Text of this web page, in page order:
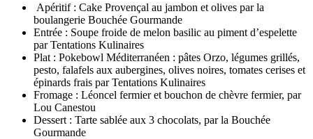
Apéritif : Cake Provençal au jambon et olives par la
boulangerie Bouchée Gourmande
Entrée : Soupe froide de melon basilic au piment d’espelette
par Tentations Kulinaires
Plat : Pokebowl Méditerranéen : pâtes Orzo, légumes grillés,
pesto, falafels aux aubergines, olives noires, tomates cerises et
épinards frais par Tentations Kulinaires
Fromage : Léoncel fermier et bouchon de chèvre fermier, par
Lou Canestou
Dessert : Tarte sablée aux 3 chocolats, par la Bouchée
Gourmande